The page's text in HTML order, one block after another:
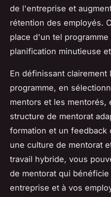
de l'entreprise et
rétention des employés.
place d'un tel
planification minutieuse
En définissant clairement
programme, en
mentors et les mentorés,
structure de mentorat
formation et un feedback
une culture de mentorat
travail hybride, vous
de mentorat qui
entreprise et à vos